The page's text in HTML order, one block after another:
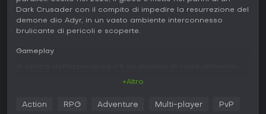
Dark Crusader con il compito di impedire la resurrezione del
demone dio Adyr, in un vasto ambiente interconnesso
brulicante di pericoli e scoperte.
Gameplay
Meccanica chiave è il passaggio tra due regni, Axiom per i
+Altro
Action RPG Adventure Multi-player PvP